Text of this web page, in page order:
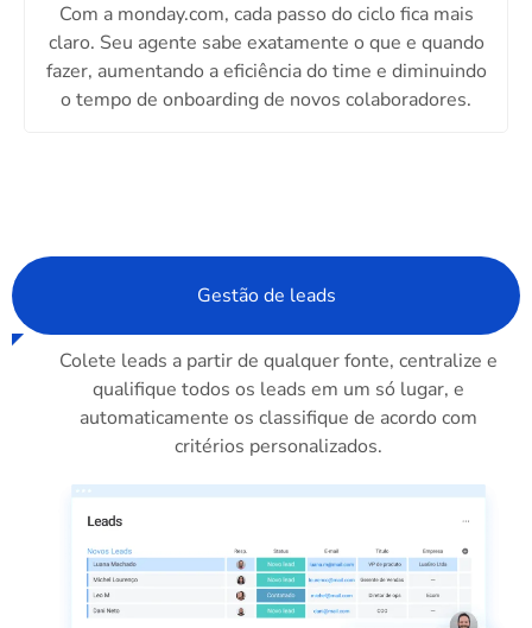
Com a monday.com, cada passo do ciclo fica mais
claro. Seu agente sabe exatamente o que e quando
fazer, aumentando a eficiência do time e diminuindo
o tempo de onboarding de novos colaboradores.
Gestão de leads
Colete leads a partir de qualquer fonte, centralize e
qualifique todos os leads em um só lugar, e
automaticamente os classifique de acordo com
critérios personalizados.